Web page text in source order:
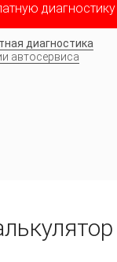
диагностику
диагностика
автосервиса